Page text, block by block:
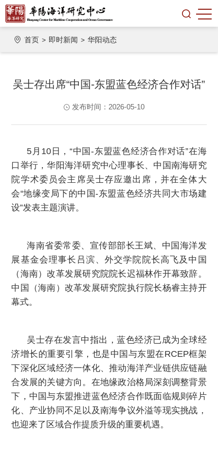
首页 > 即时新闻 > 华阳动态
吴士存出席“中国-东盟蓝色经济合作对话”
发布时间：2026-05-10
5月10日，“中国-东盟蓝色经济合作对话”在海
口举行，华阳海洋研究中心理事长、中国南海研究
院学术委员会主席吴士存应邀出席，并在全体大
会“地缘变局下的中国-东盟蓝色经济共同大市场建
设”发表主题演讲。
海南省委常委、宣传部部长王斌、中国海洋发
展基金会理事长吕滨、外交学院院长高飞及中国
（海南）改革发展研究院院长迟福林作开幕致辞。
中国（海南）改革发展研究院执行院长杨睿主持开
幕式。
吴士存在发言中指出，蓝色经济已成为全球经
济增长的重要引擎，也是中国与东盟在RCEP框架
下深化区域经济一体化、推动海洋产业链供应链融
合发展的关键方向。在地缘政治格局深刻调整背景
下，中国与东盟推进蓝色经济合作既面临规则碎片
化、产业协同不足以及南海争议外溢等现实挑战，
也迎来了区域合作提质升级的重要机遇。